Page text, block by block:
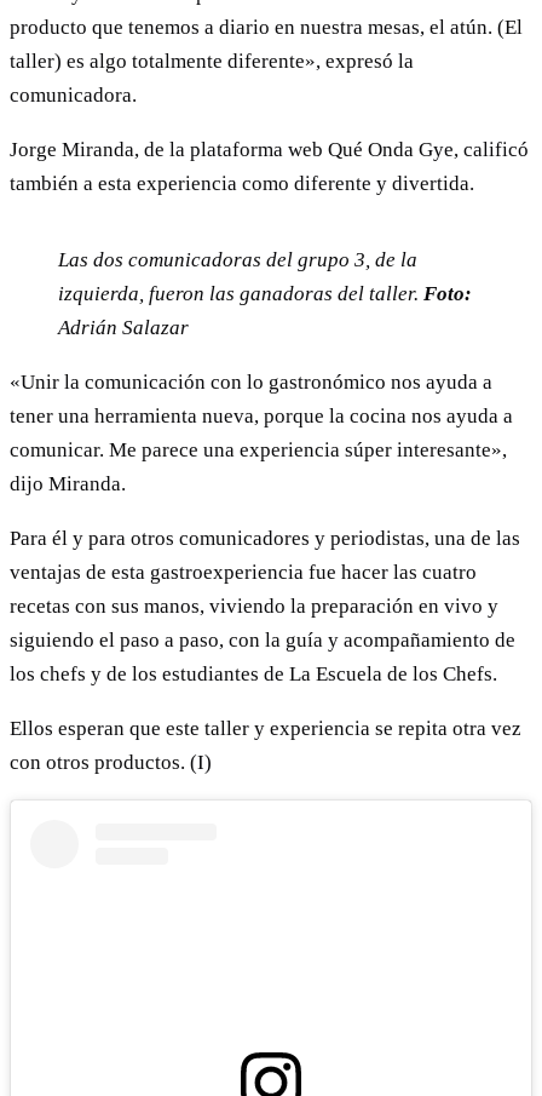
producto que tenemos a diario en nuestra mesas, el atún. (El
taller) es algo totalmente diferente», expresó la
comunicadora.
Jorge Miranda, de la plataforma web Qué Onda Gye, calificó
también a esta experiencia como diferente y divertida.
Las dos comunicadoras del grupo 3, de la
izquierda, fueron las ganadoras del taller. Foto:
Adrián Salazar
«Unir la comunicación con lo gastronómico nos ayuda a
tener una herramienta nueva, porque la cocina nos ayuda a
comunicar. Me parece una experiencia súper interesante»,
dijo Miranda.
Para él y para otros comunicadores y periodistas, una de las
ventajas de esta gastroexperiencia fue hacer las cuatro
recetas con sus manos, viviendo la preparación en vivo y
siguiendo el paso a paso, con la guía y acompañamiento de
los chefs y de los estudiantes de La Escuela de los Chefs.
Ellos esperan que este taller y experiencia se repita otra vez
con otros productos. (I)